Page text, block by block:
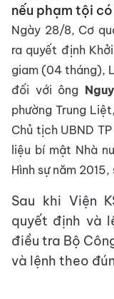
nếu phạm tội
Ngày 28/8, Cơ
ra quyết định
giam (04 tháng),
đối với ông
phường Trung
Chủ tịch UBND
liệu bí mật Nhà
Hình sự năm
Sau khi Viện
quyết định và
điều tra Bộ
và lệnh theo